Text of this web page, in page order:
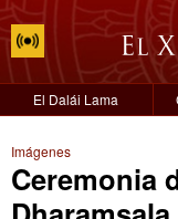
El Dalái Lama
Imágenes
Ceremonia